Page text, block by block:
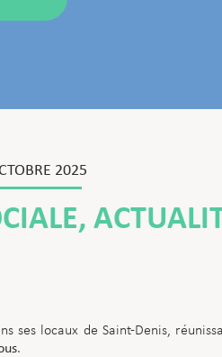
2025
,
ses locaux de Saint-Denis,
.